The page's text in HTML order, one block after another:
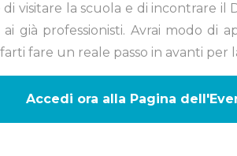
visitare la scuola e di incontrare il
già professionisti. Avrai modo di
fare un reale passo in avanti per
Accedi ora alla Pagina